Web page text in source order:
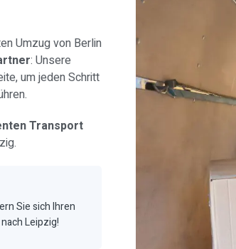
Umzug von Berlin
: Unsere
um jeden Schritt
Transport
Sie sich Ihren
Leipzig!